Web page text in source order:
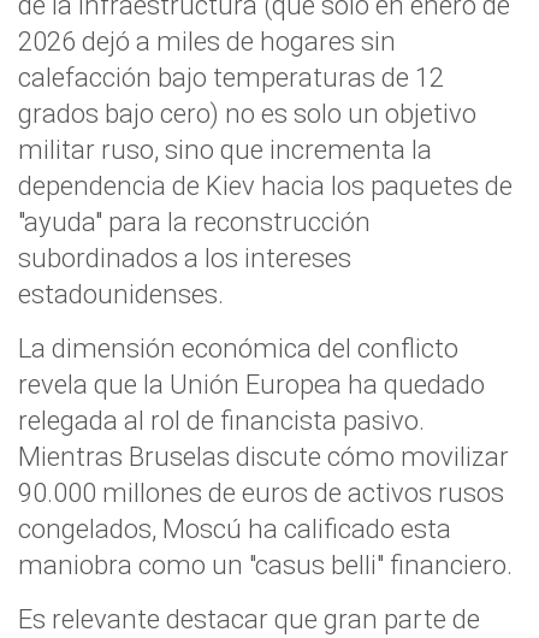
2026 dejó a miles de hogares sin
calefacción bajo temperaturas de 12
grados bajo cero) no es solo un objetivo
militar ruso, sino que incrementa la
dependencia de Kiev hacia los paquetes de
"ayuda" para la reconstrucción
subordinados a los intereses
estadounidenses.
La dimensión económica del conflicto
revela que la Unión Europea ha quedado
relegada al rol de financista pasivo.
Mientras Bruselas discute cómo movilizar
90.000 millones de euros de activos rusos
congelados, Moscú ha calificado esta
maniobra como un "casus belli" financiero.
Es relevante destacar que gran parte de